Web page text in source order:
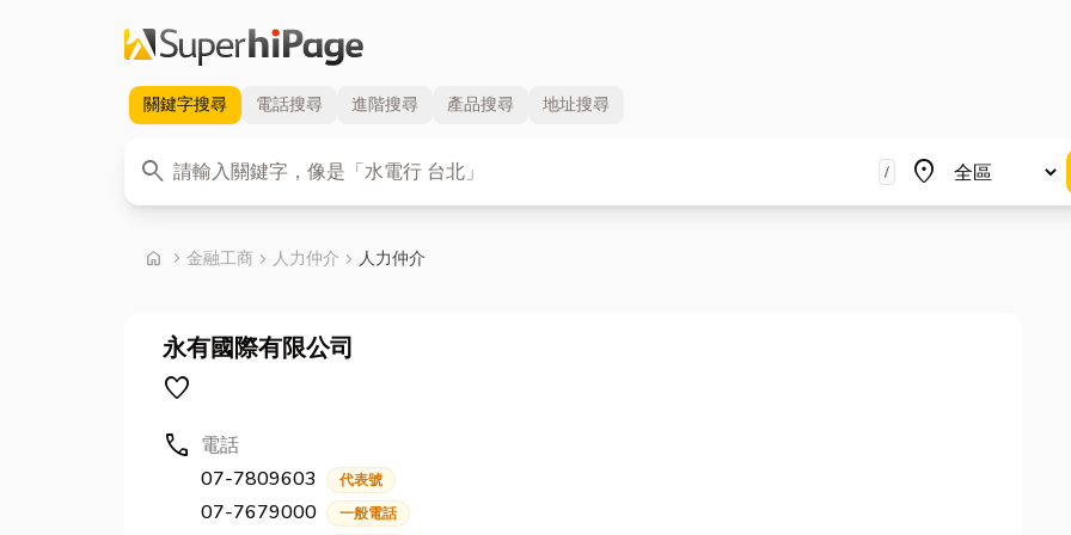
關鍵字搜尋 電話搜尋 進階搜尋 產品搜尋 地址搜尋
search
關鍵字 / place
地區
home chevron_right 首頁
金融工商 chevron_right 人力仲介 chevron_right 人力仲介
永有國際有限公司
favorite
call 電話
07-7809603
代表號
07-7679000 一般電話